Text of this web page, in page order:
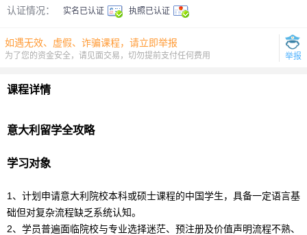
认证情况：
实名已认证 执照已认证
如遇无效、虚假、诈骗课程，请立即举报
为了您的资金安全，请见面交易，切勿提前支付任何费用 举报
课程详情
意大利 留学全攻略
学习对象
1、计划申请意大利院校本科或硕士课程的中国学生，具备一定语言基
础但对复杂流程缺乏系统认知。
2、学员普遍面临院校与专业选择迷茫、预注册及价值声明流程不熟、